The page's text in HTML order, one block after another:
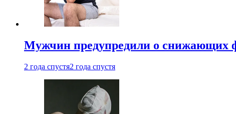
Мужчин предупредили о снижающих
2 года спустя2 года спустя